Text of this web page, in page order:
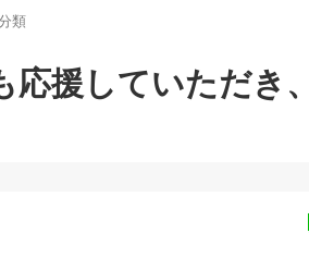
類
応援していただき